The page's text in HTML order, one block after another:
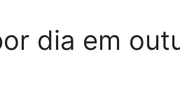
dia em